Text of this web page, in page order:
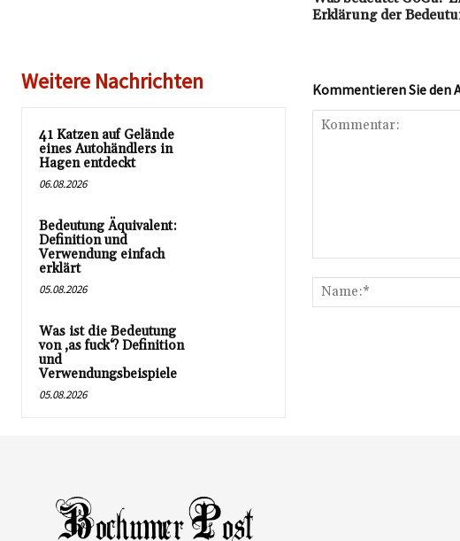
Erklärung der
Weitere Nachrichten
41 Katzen auf Gelände
eines Autohändlers in
Hagen entdeckt
06.08.2026
Bedeutung Äquivalent:
Definition und
Verwendung einfach
erklärt
05.08.2026
Was ist die Bedeutung
von ‚as fuck‘? Definition
und
Verwendungsbeispiele
05.08.2026
Kommentieren Sie den